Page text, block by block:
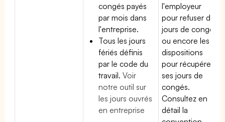
congés payés
par mois dans
l'entreprise.
Tous les jours
fériés définis
par le code du
travail.Voir
notre outil sur
les jours ouvrés
en entreprise
l'employeur
pour refuser des
jours de congés
ou encore les
dispositions
pour récupérer
ses jours de
congés.
Consultez en
détail la